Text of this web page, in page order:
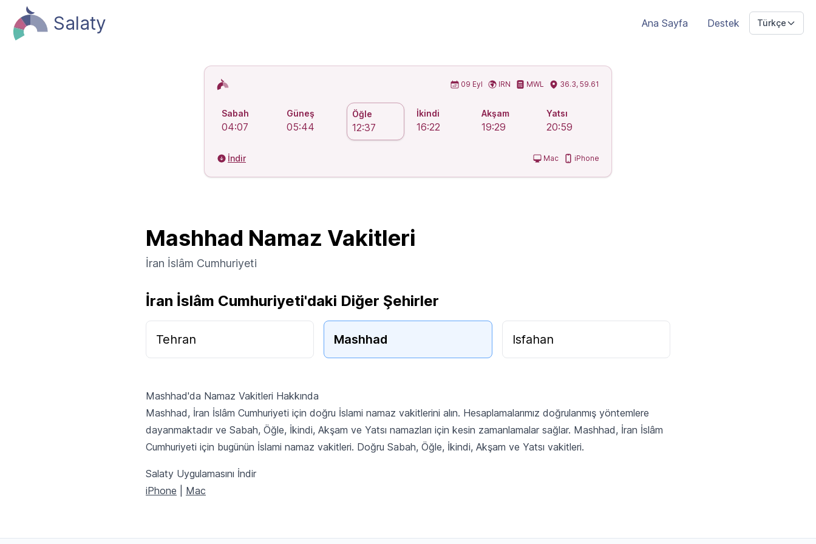
Salaty Ana Sayfa Destek Türkçe
İslami Namaz Vakitleri 09 Eyl IRN MWL 36.3, 59.61
Sabah
04:07
Güneş
05:44
Öğle
12:37
İkindi
16:22
Akşam
19:29
Yatsı
20:59
İndir Mac iPhone
Mashhad Namaz Vakitleri
İran İslâm Cumhuriyeti
İran İslâm Cumhuriyeti'daki Diğer Şehirler
Tehran Mashhad Isfahan
Mashhad'da Namaz Vakitleri Hakkında
Mashhad, İran İslâm Cumhuriyeti için doğru İslami namaz vakitlerini alın. Hesaplamalarımız doğrulanmış yöntemlere
dayanmaktadır ve Sabah, Öğle, İkindi, Akşam ve Yatsı namazları için kesin zamanlamalar sağlar. Mashhad, İran İslâm
Cumhuriyeti için bugünün İslami namaz vakitleri. Doğru Sabah, Öğle, İkindi, Akşam ve Yatsı vakitleri.
Salaty Uygulamasını İndir
iPhone
Mac